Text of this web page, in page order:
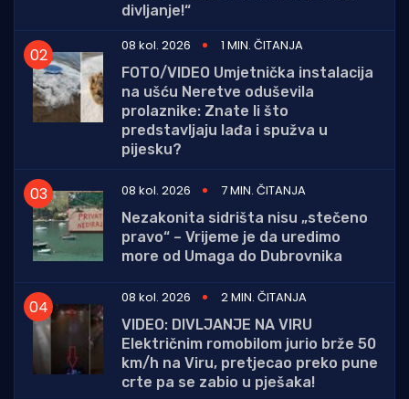
divljanje!“
08 kol. 2026
1 MIN. ČITANJA
FOTO/VIDEO Umjetnička instalacija
na ušću Neretve oduševila
prolaznike: Znate li što
predstavljaju lađa i spužva u
pijesku?
08 kol. 2026
7 MIN. ČITANJA
Nezakonita sidrišta nisu „stečeno
pravo“ – Vrijeme je da uredimo
more od Umaga do Dubrovnika
08 kol. 2026
2 MIN. ČITANJA
VIDEO: DIVLJANJE NA VIRU
Električnim romobilom jurio brže 50
km/h na Viru, pretjecao preko pune
crte pa se zabio u pješaka!